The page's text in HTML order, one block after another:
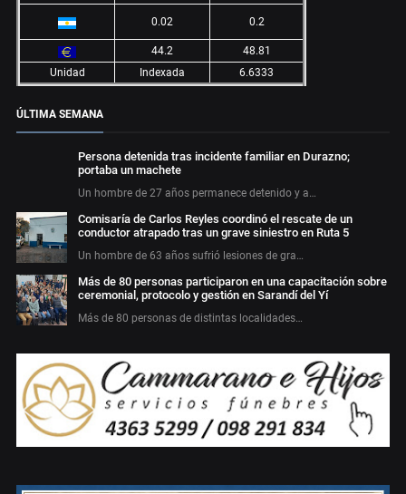
0.02 0.2
44.2
48.81
Unidad
Indexada 6.6333
ÚLTIMA SEMANA
Persona detenida tras incidente familiar en Durazno;
portaba un machete
Un hombre de 27 años permanece detenido y a…
Comisaría de Carlos Reyles coordinó el rescate de un
conductor atrapado tras un grave siniestro en Ruta 5
Un hombre de 63 años sufrió lesiones de gra…
Más de 80 personas participaron en una capacitación sobre
ceremonial, protocolo y gestión en Sarandí del Yí
Más de 80 personas de distintas localidades…